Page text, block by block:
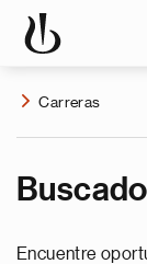
Carreras
Encuentre